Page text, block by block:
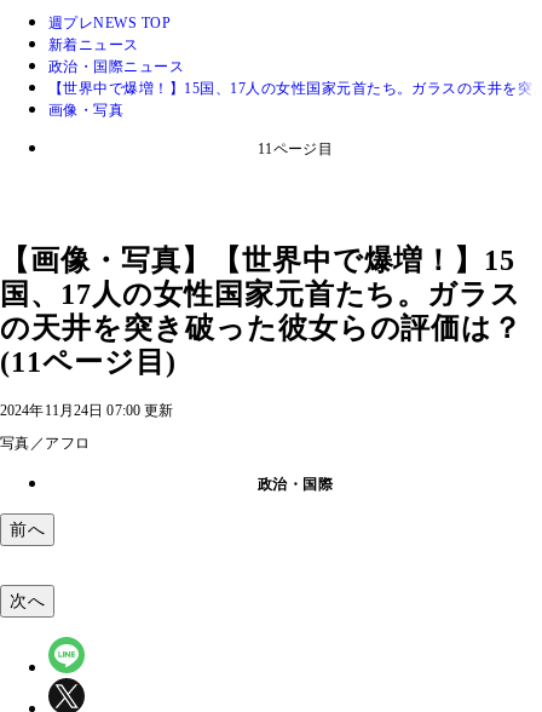
週プレNEWS TOP
新着ニュース
政治・国際ニュース
【世界中で爆増！】15国、17人の女性国家元首たち。ガラスの天井を
画像・写真
11ページ目
【画像・写真】【世界中で爆増！】15
国、17人の女性国家元首たち。ガラス
の天井を突き破った彼女らの評価は？
(11ページ目)
2024年11月24日 07:00 更新
写真／アフロ
政治・国際
前へ
次へ